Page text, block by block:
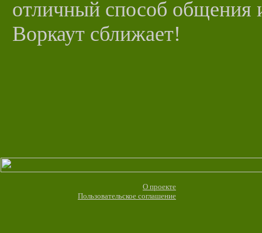
отличный способ общения
Воркаут сближает!
О проекте
Пользовательское соглашение